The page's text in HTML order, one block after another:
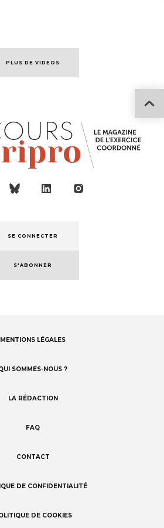
PLUS DE VIDÉOS
SE CONNECTER
S'ABONNER
MENTIONS LÉGALES
SOMMES-NOUS ?
LA RÉDACTION
FAQ
CONTACT
DE CONFIDENTIALITÉ
DE COOKIES